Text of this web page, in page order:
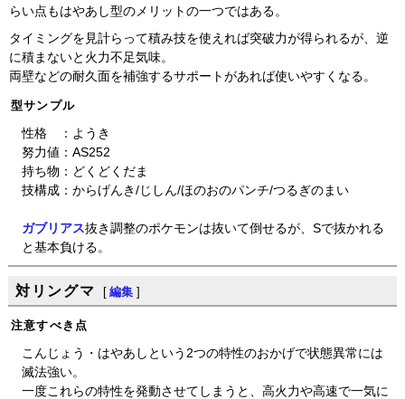
らい点もはやあし型のメリットの一つではある。
タイミングを見計らって積み技を使えれば突破力が得られるが、逆
に積まないと火力不足気味。
両壁などの耐久面を補強するサポートがあれば使いやすくなる。
型サンプル
性格 ：ようき
努力値：AS252
持ち物：どくどくだま
技構成：からげんき/じしん/ほのおのパンチ/つるぎのまい
ガブリアス抜き調整のポケモンは抜いて倒せるが、Sで抜かれる
と基本負ける。
対リングマ [ 編集 ]
注意すべき点
こんじょう・はやあしという2つの特性のおかげで状態異常には
滅法強い。
一度これらの特性を発動させてしまうと、高火力や高速で一気に